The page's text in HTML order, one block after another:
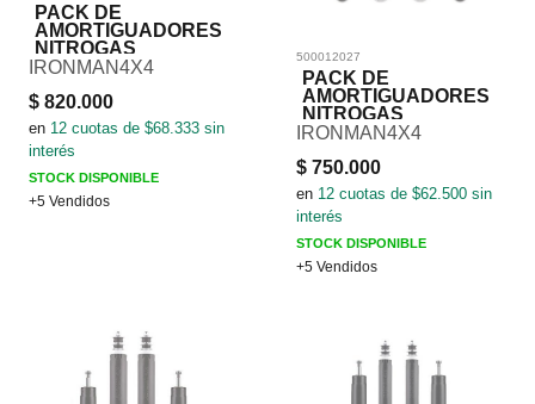
PACK DE
AMORTIGUADORES
NITROGAS
IRONMAN4X4
$ 820.000
en 12 cuotas de $68.333 sin
interés
STOCK DISPONIBLE
+5 Vendidos
500012027
PACK DE
AMORTIGUADORES
NITROGAS
IRONMAN4X4
$ 750.000
en 12 cuotas de $62.500 sin
interés
STOCK DISPONIBLE
+5 Vendidos